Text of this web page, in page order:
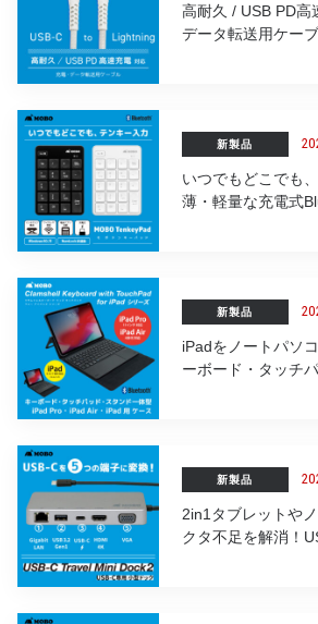
高耐久 / USB PD高
データ転送用ケー
新製品
いつでもどこでも
薄・軽量な充電式
新製品
iPadをノートパソ
ーボード・タッチ
新製品
2in1タブレットや
クタ不足を解消！